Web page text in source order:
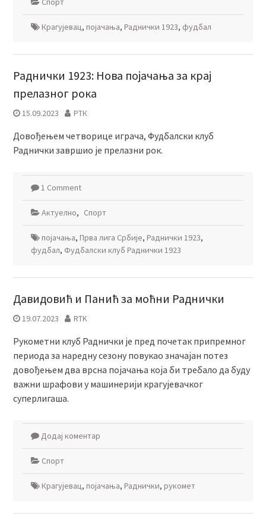
Крагујевац, појачања, Раднички 1923, фудбал
Раднички 1923: Нова појачања за крај
прелазног рока
15.09.2023 РТК
Довођењем четворице играча, Фудбалски клуб
Раднички завршио је прелазни рок.
1 Comment
Актуелно, Спорт
појачања, Прва лига Србије, Раднички 1923,
фудбал, Фудбалски клуб Раднички 1923
Давидовић и Панић за моћни Раднички
19.07.2023 RTK
Рукометни клуб Раднички је пред почетак припремног
периода за наредну сезону повукао значајан потез
довођењем два врсна појачања која би требало да буду
важни шрафови у машинерији крагујевачког
суперлигаша.
Додај коментар
Спорт
Крагујевац, појачања, Раднички, рукомет